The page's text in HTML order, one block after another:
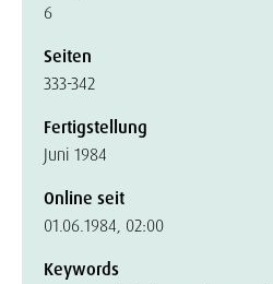
6
Seiten
333-342
Fertigstellung
Juni 1984
Online seit
01.06.1984, 02:00
Keywords